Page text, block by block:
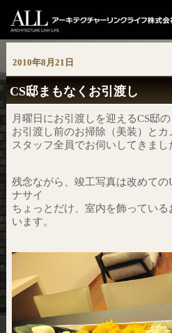
2010年8月21日
CS邸まもなくお引渡し
月曜日にお引渡しを迎えるCS邸の
お引渡し前のお掃除（美装）とカ
スタッフ全員でお伺いしてきまし
残念ながら、竣工写真は改めて
ナサイ
ちょっとだけ、室内を飾ってい
います。